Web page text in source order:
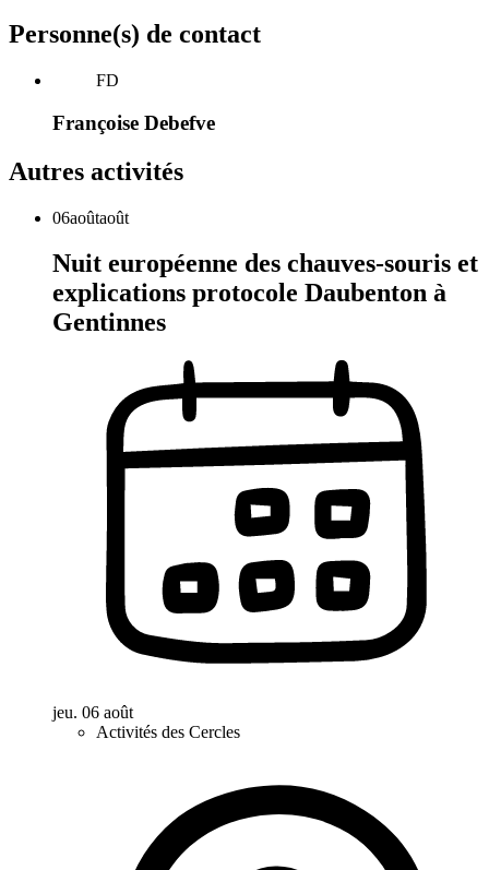
Personne(s) de contact
FD
Françoise Debefve
Autres activités
06aoûtaoût
Nuit européenne des chauves-souris et
explications protocole Daubenton à
Gentinnes
jeu. 06 août
Activités des Cercles